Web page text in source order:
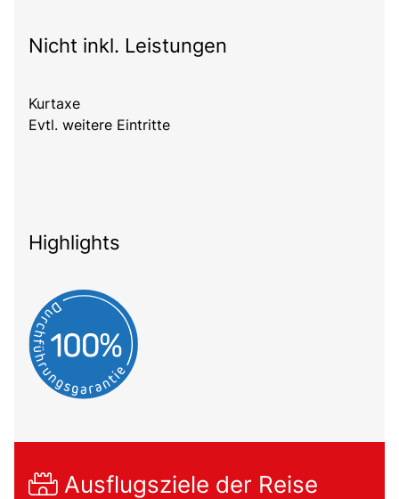
Nicht inkl. Leistungen
Kurtaxe
Evtl. weitere Eintritte
Highlights
Ausflugsziele der Reise